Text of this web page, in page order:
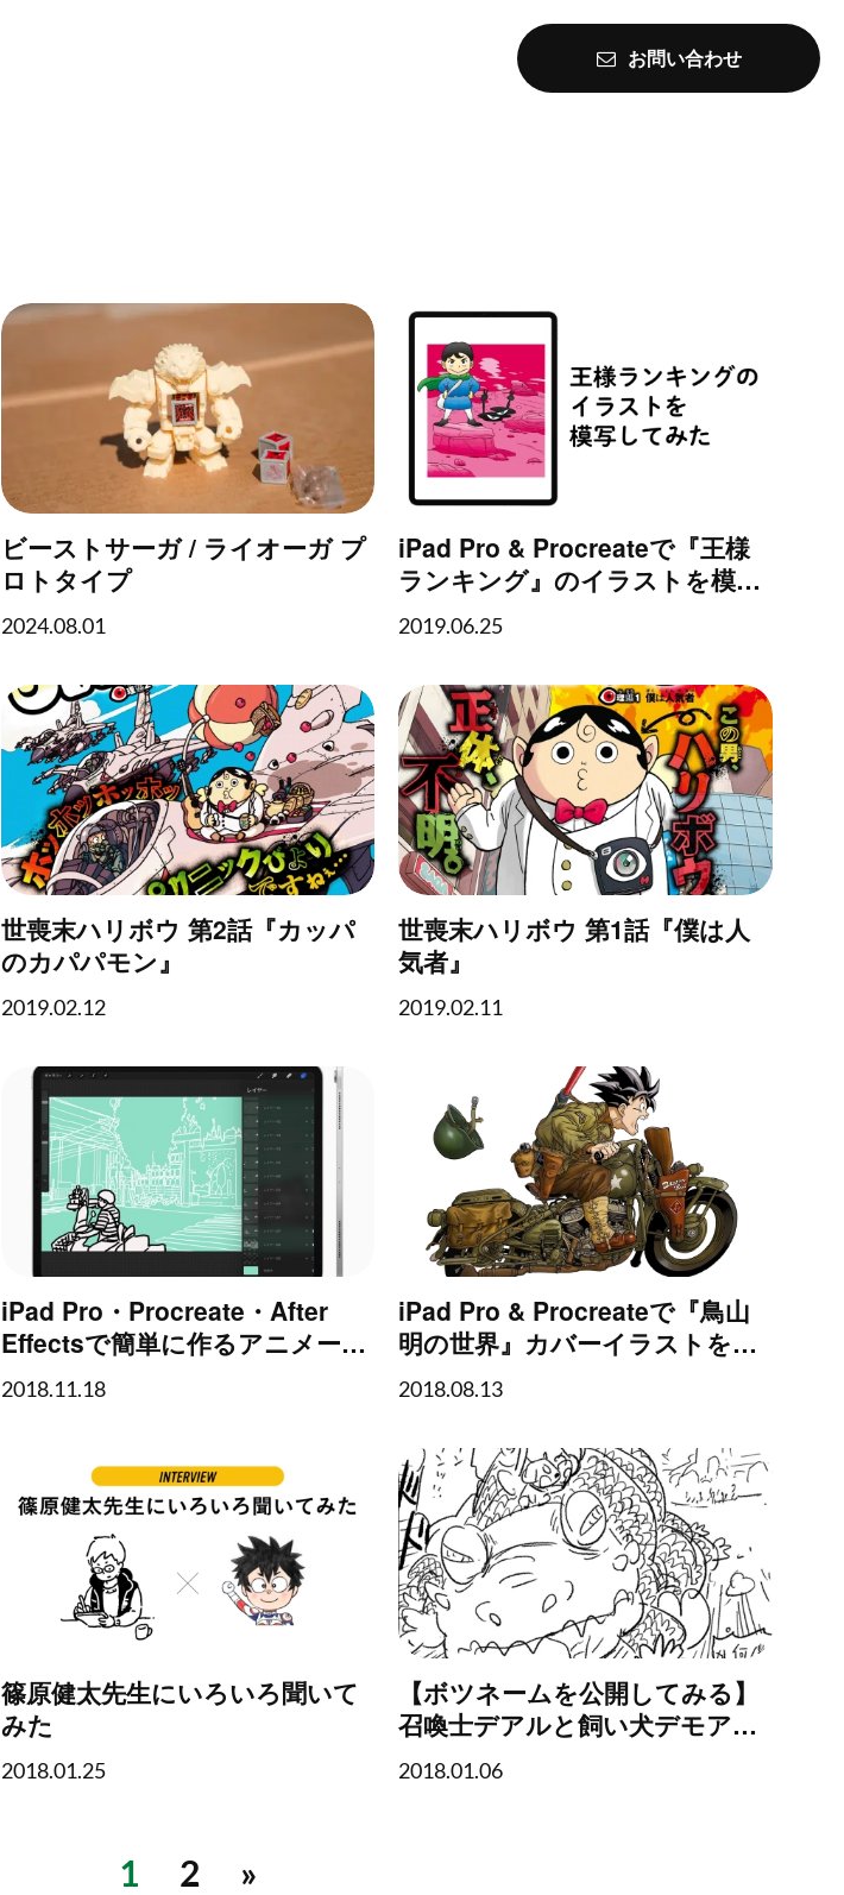
お問い合わせ
ビーストサーガ / ライオーガ プ
ロトタイプ
2024.08.01
iPad Pro & Procreateで『王様
ランキング』のイラストを模写
してみた
2019.06.25
世喪末ハリボウ 第2話『カッパ
のカパパモン』
2019.02.12
世喪末ハリボウ 第1話『僕は人
気者』
2019.02.11
iPad Pro・Procreate・After
Effectsで簡単に作るアニメーシ
ョン（ロトスコープ）
2018.11.18
iPad Pro & Procreateで『鳥山
明の世界』カバーイラストを模
写してみた
2018.08.13
篠原健太先生にいろいろ聞いて
みた
2018.01.25
【ボツネームを公開してみる】
召喚士デアルと飼い犬デモアル
（仮）
2018.01.06
1 2 »